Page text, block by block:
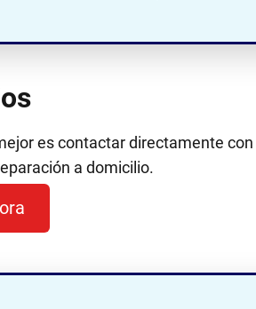
es contactar directamente con
a domicilio.